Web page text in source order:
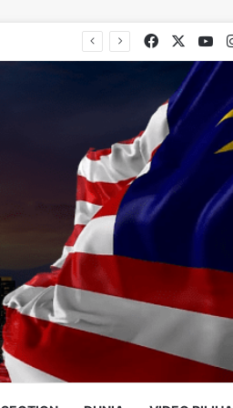
Facebook